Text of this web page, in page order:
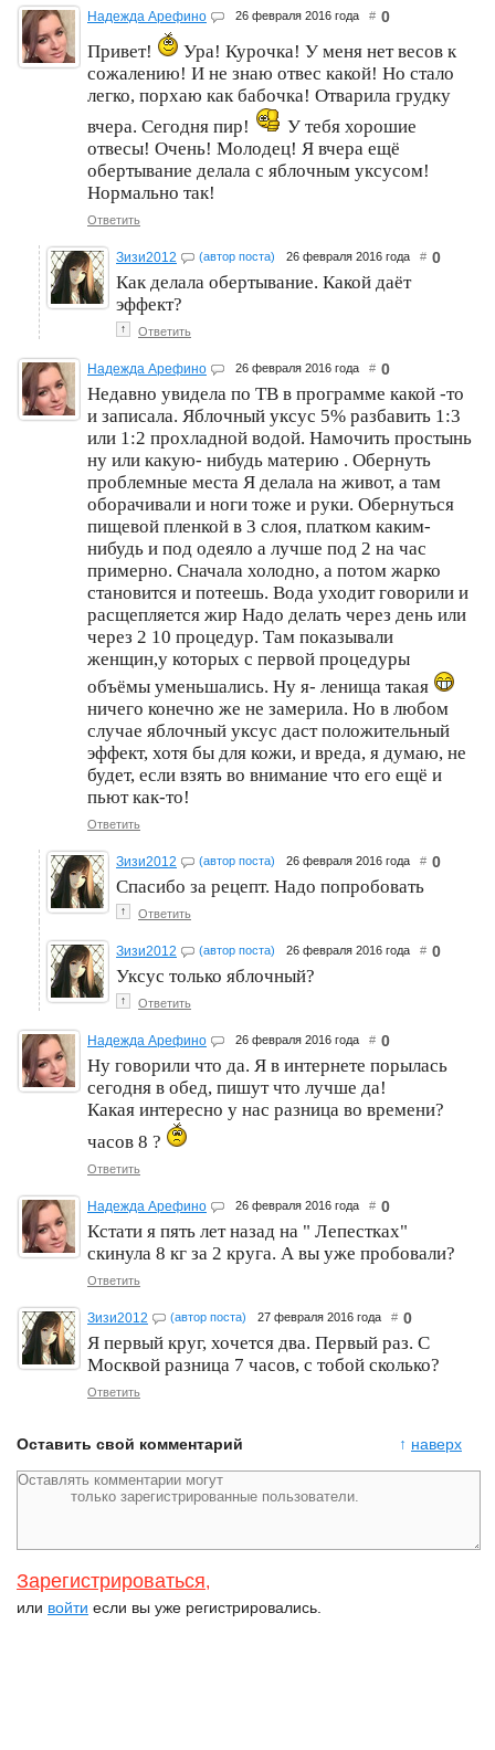
Надежда Арефино 26 февраля 2016 года # 0
Привет!
Ура! Курочка! У меня нет весов к
сожалению! И не знаю отвес какой! Но стало
легко, порхаю как бабочка! Отварила грудку
вчера. Сегодня пир!
У тебя хорошие
отвесы! Очень! Молодец! Я вчера ещё
обертывание делала с яблочным уксусом!
Нормально так!
Ответить
Зизи2012 (автор поста) 26 февраля 2016 года # 0
Как делала обертывание. Какой даёт
эффект?
↑ Ответить
Надежда Арефино 26 февраля 2016 года # 0
Недавно увидела по ТВ в программе какой -то
и записала. Яблочный уксус 5% разбавить 1:3
или 1:2 прохладной водой. Намочить простынь
ну или какую- нибудь материю . Обернуть
проблемные места Я делала на живот, а там
оборачивали и ноги тоже и руки. Обернуться
пищевой пленкой в 3 слоя, платком каким-
нибудь и под одеяло а лучше под 2 на час
примерно. Сначала холодно, а потом жарко
становится и потеешь. Вода уходит говорили и
расщепляется жир Надо делать через день или
через 2 10 процедур. Там показывали
женщин,у которых с первой процедуры
объёмы уменьшались. Ну я- ленища такая
ничего конечно же не замерила. Но в любом
случае яблочный уксус даст положительный
эффект, хотя бы для кожи, и вреда, я думаю, не
будет, если взять во внимание что его ещё и
пьют как-то!
Ответить
Зизи2012 (автор поста) 26 февраля 2016 года # 0
Спасибо за рецепт. Надо попробовать
↑ Ответить
Зизи2012 (автор поста) 26 февраля 2016 года # 0
Уксус только яблочный?
↑ Ответить
Надежда Арефино 26 февраля 2016 года # 0
Ну говорили что да. Я в интернете порылась
сегодня в обед, пишут что лучше да!
Какая интересно у нас разница во времени?
часов 8 ?
Ответить
Надежда Арефино 26 февраля 2016 года # 0
Кстати я пять лет назад на " Лепестках"
скинула 8 кг за 2 круга. А вы уже пробовали?
Ответить
Зизи2012 (автор поста) 27 февраля 2016 года # 0
Я первый круг, хочется два. Первый раз. С
Москвой разница 7 часов, с тобой сколько?
Ответить
↑ наверх
Оставить свой комментарий
Зарегистрироваться,
или войти если вы уже регистрировались.